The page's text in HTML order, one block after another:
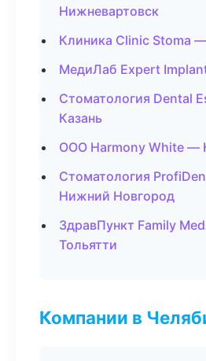
Нижневартовск
Клиника Clinic Stoma
МедиЛаб Expert
Стоматология Dental
Казань
ООО Harmony White —
Стоматология
Нижний Новгород
ЗдравПункт Family
Тольятти
Компании в